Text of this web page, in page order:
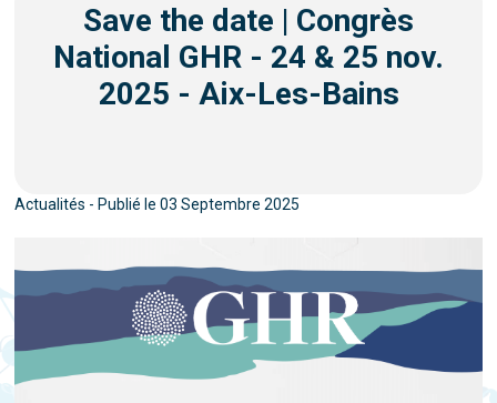
Save the date | Congrès
National GHR - 24 & 25 nov.
2025 - Aix-Les-Bains
Actualités - Publié le 03 Septembre 2025